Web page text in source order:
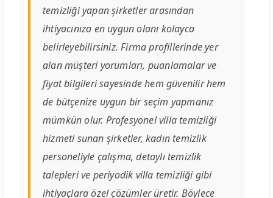
temizliği yapan şirketler arasından
ihtiyacınıza en uygun olanı kolayca
belirleyebilirsiniz. Firma profillerinde yer
alan müşteri yorumları, puanlamalar ve
fiyat bilgileri sayesinde hem güvenilir hem
de bütçenize uygun bir seçim yapmanız
mümkün olur. Profesyonel villa temizliği
hizmeti sunan şirketler, kadın temizlik
personeliyle çalışma, detaylı temizlik
talepleri ve periyodik villa temizliği gibi
ihtiyaçlara özel çözümler üretir. Böylece